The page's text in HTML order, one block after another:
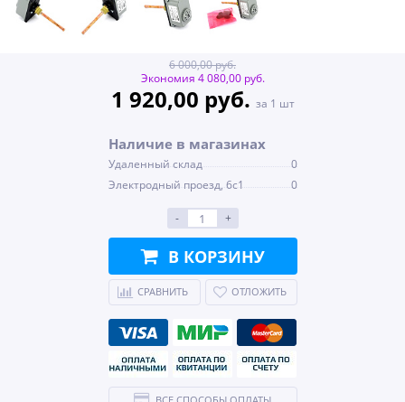
6 000,00 руб.
Экономия 4 080,00 руб.
1 920,00 руб. за 1 шт
Наличие в магазинах
Удаленный склад
0
Электродный проезд, 6с1
0
- +
В КОРЗИНУ
СРАВНИТЬ ОТЛОЖИТЬ